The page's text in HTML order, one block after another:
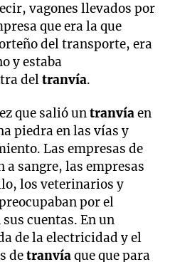
vagones llevados por
que era la que
del transporte, era
y estaba
deltranvía.
que salió untranvíaen
piedra en las vías y
Las empresas de
sangre, las empresas
los veterinarios y
por el
sus cuentas. En un
de la electricidad y el
detranvíaque que para